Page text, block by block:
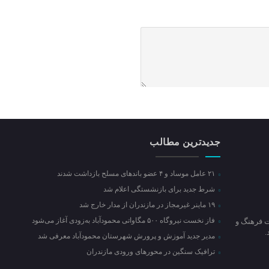
فرهنگ و
جدیدترین مطالب
شرط جدید برای بازنشستگی اعلام شد
فاز نخست نیروگاه ۵۰۰ مگاواتی محمودآباد به‌زودی آغاز می‌شود
مدیر جدید آموزش و پرورش شهرستان محمودآباد معرفی شد
ترافیک سنگین در محور‌های ورودی مازندران